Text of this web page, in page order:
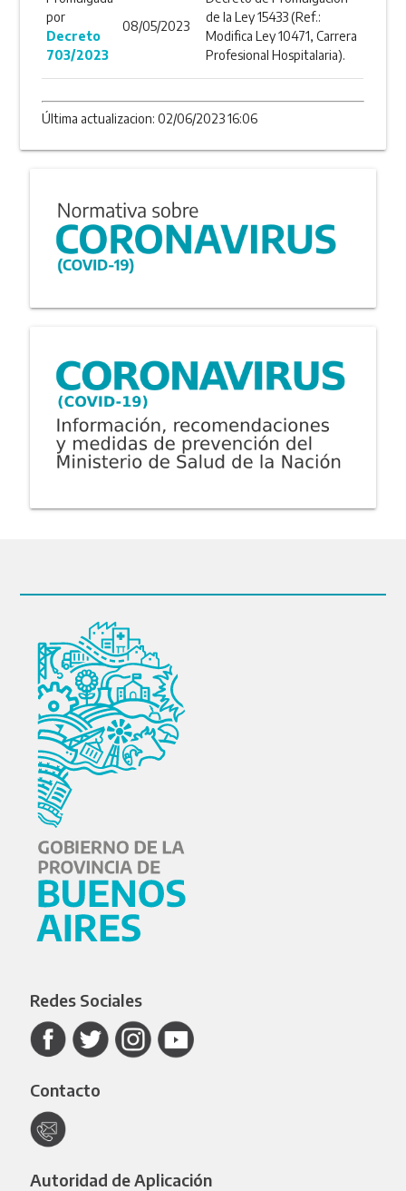
por
Decreto
703/2023
08/05/2023
de la Ley 15433 (Ref.:
Modifica Ley 10471, Carrera
Profesional Hospitalaria).
Última actualizacion: 02/06/2023 16:06
Redes Sociales
Contacto
Autoridad de Aplicación